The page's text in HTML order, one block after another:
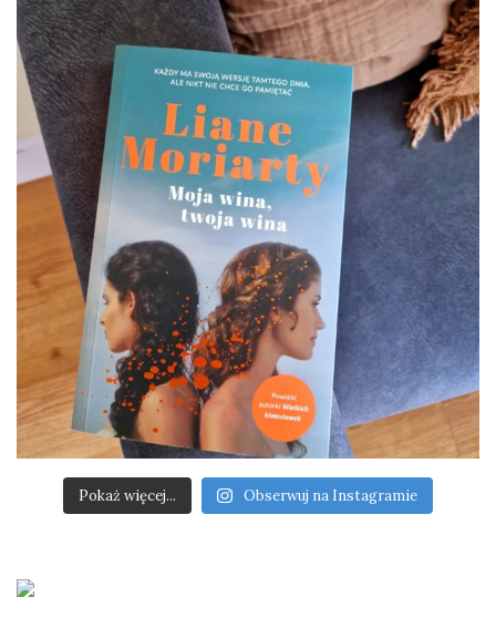
Pokaż więcej... Obserwuj na Instagramie